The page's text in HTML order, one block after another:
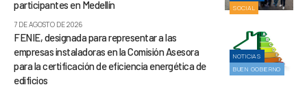
SOCIAL
participantes en Medellín
7 DE AGOSTO DE 2026
NOTICIAS
BUEN GOBIERNO
FENIE, designada para representar a las
empresas instaladoras en la Comisión Asesora
para la certificación de eficiencia energética de
edificios